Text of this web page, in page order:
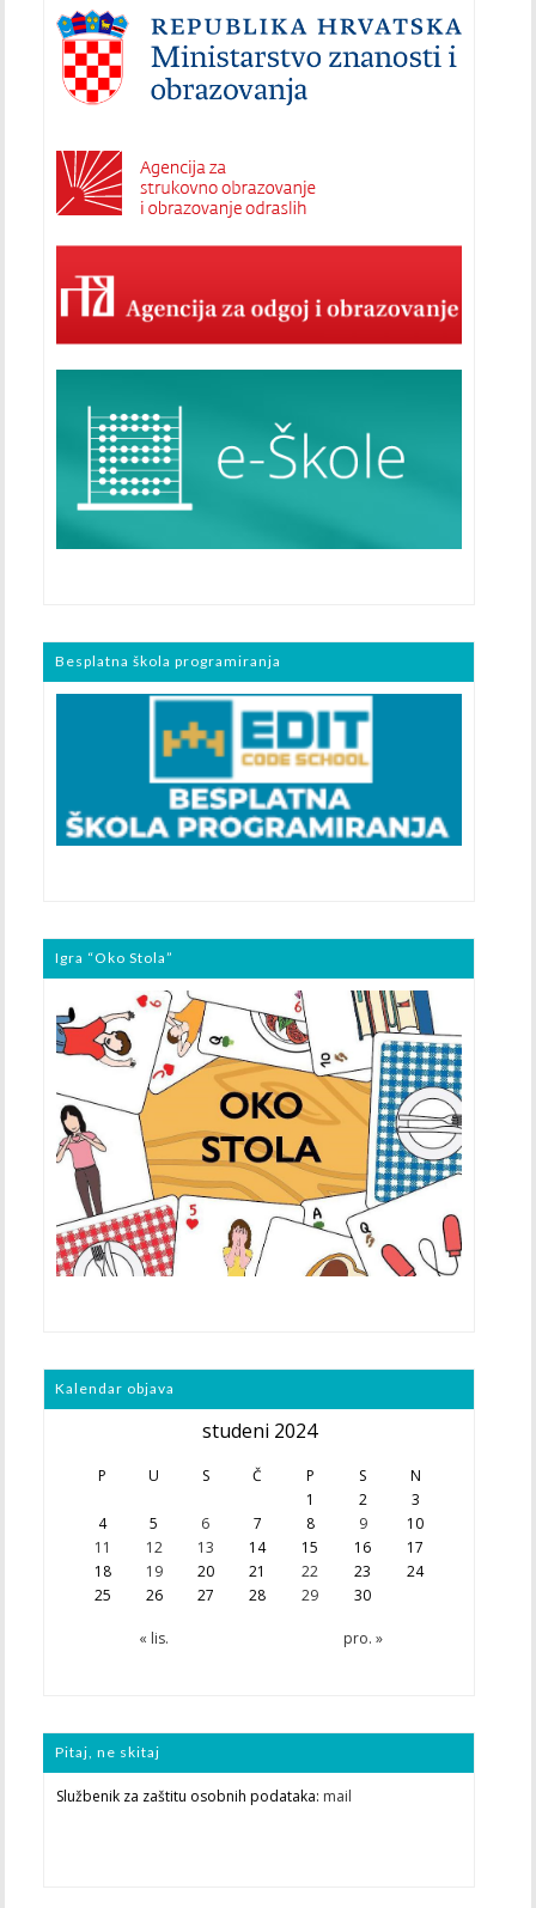
Besplatna škola programiranja
Igra “Oko Stola”
Kalendar objava
studeni 2024
P U S Č P S N
« lis. pro. »
1 2
3
4
5 6 7 8 9
10
11
12 13 14 15 16
17
18
19 20 21 22 23
24
25
26 27 28 29 30
Pitaj, ne skitaj
Službenik za zaštitu osobnih podataka: mail